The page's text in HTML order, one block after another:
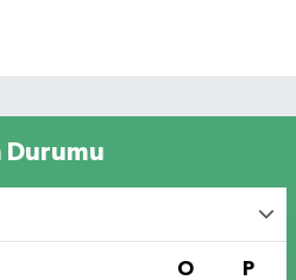
Durumu
O P